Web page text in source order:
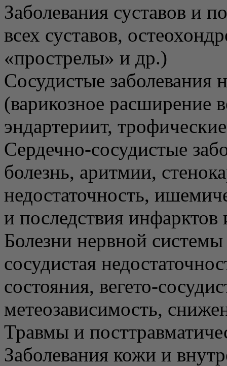
Заболевания суставов и
всех суставов,
«прострелы» и др.)
Сосудистые заболевания
(варикозное расширение
эндартериит,
Сердечно-сосудистые
болезнь, аритмии,
недостаточность,
и последствия инфарктов
Болезни нервной
сосудистая
состояния, вегето-
метеозависимость,
Травмы и
Заболевания кожи и